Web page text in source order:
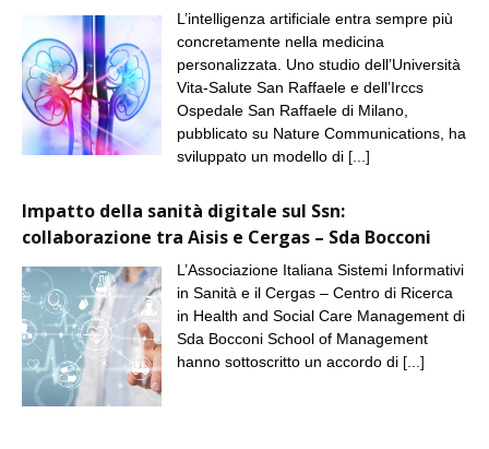
L’intelligenza artificiale entra sempre più
concretamente nella medicina
personalizzata. Uno studio dell’Università
Vita-Salute San Raffaele e dell’Irccs
Ospedale San Raffaele di Milano,
pubblicato su Nature Communications, ha
sviluppato un modello di [...]
Impatto della sanità digitale sul Ssn:
collaborazione tra Aisis e Cergas – Sda Bocconi
L’Associazione Italiana Sistemi Informativi
in Sanità e il Cergas – Centro di Ricerca
in Health and Social Care Management di
Sda Bocconi School of Management
hanno sottoscritto un accordo di [...]